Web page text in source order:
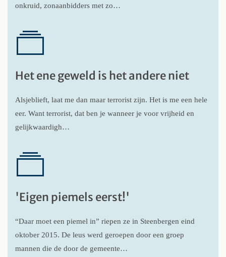
onkruid, zonaanbidders met zo…
Het ene geweld is het andere niet
Alsjeblieft, laat me dan maar terrorist zijn. Het is me een hele
eer. Want terrorist, dat ben je wanneer je voor vrijheid en
gelijkwaardigh…
'Eigen piemels eerst!'
“Daar moet een piemel in” riepen ze in Steenbergen eind
oktober 2015. De leus werd geroepen door een groep
mannen die de door de gemeente…